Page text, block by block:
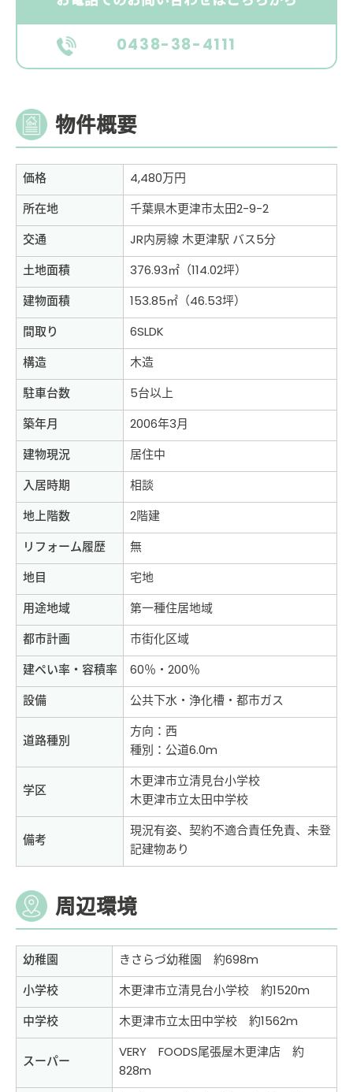
0438-38-4111
物件概要
価格
4,480万円
所在地
千葉県木更津市太田2-9-2
交通
JR内房線 木更津駅 バス5分
土地面積
376.93㎡（114.02坪）
建物面積
153.85㎡（46.53坪）
間取り
6SLDK
構造
木造
駐車台数
5台以上
築年月
2006年3月
建物現況
居住中
入居時期
相談
地上階数
2階建
リフォーム履歴
無
地目
宅地
用途地域
第一種住居地域
都市計画
市街化区域
建ぺい率・容積率
60％・200％
設備
公共下水・浄化槽・都市ガス
道路種別
方向：西
種別：公道6.0m
学区
木更津市立清見台小学校
木更津市立太田中学校
備考
現況有姿、契約不適合責任免責、未登
記建物あり
周辺環境
幼稚園
きさらづ幼稚園 約698m
小学校
木更津市立清見台小学校 約1520m
中学校
木更津市立太田中学校 約1562m
スーパー
VERY FOODS尾張屋木更津店 約
828m